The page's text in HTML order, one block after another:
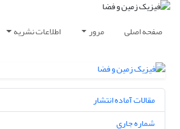
صفحه اصلی مرور اطلاعات نشریه
مقالات آماده انتشار
شماره جاری